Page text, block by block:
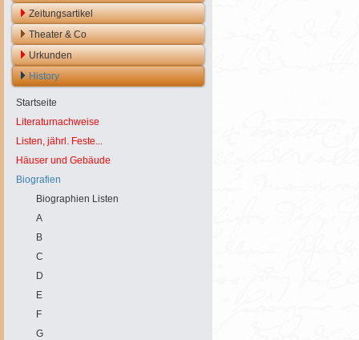
Zeitungsartikel
Theater & Co
Urkunden
History
Startseite
Literaturnachweise
Listen, jährl. Feste...
Häuser und Gebäude
Biografien
Biographien Listen
A
B
C
D
E
F
G